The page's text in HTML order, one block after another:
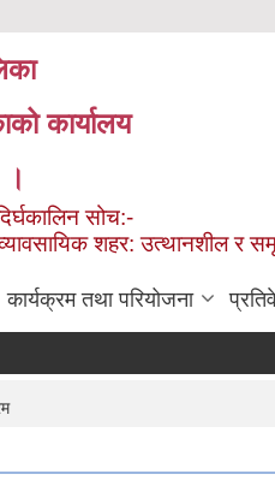
कार्यालय
।
सोच:-
शहर: उत्थानशील र
कार्यक्रम तथा परियोजना